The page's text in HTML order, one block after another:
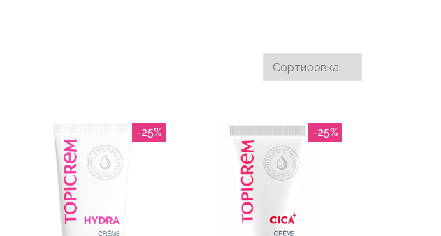
-25% -25%